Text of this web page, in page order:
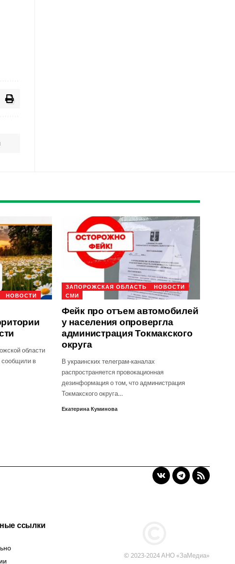
НОВОСТИ
области
сообщили в
ЗАПОРОЖСКАЯ ОБЛАСТЬ
НОВОСТИ
СМИ
Фейк про отъем автомобилей
у населения опровергла
администрация Токмакского
округа
В украинских телеграм-каналах
распространяется провокационная
дезинформация о том, что администрация
Токмакского округа…
Екатерина Куминова
ссылки
© 2023-2024 АНО «ЗаМедиа»